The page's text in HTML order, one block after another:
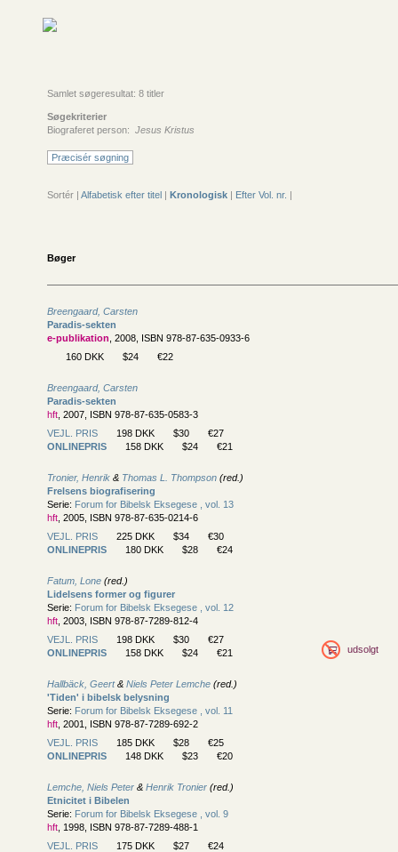
Samlet søgeresultat: 8 titler
Søgekriterier
Biograferet person: Jesus Kristus
Præcisér søgning
Sortér | Alfabetisk efter titel | Kronologisk | Efter Vol. nr. |
Bøger
Breengaard, Carsten
Paradis-sekten
e-publikation , 2008, ISBN 978-87-635-0933-6
160 DKK
$24 €22
Breengaard, Carsten
Paradis-sekten
hft , 2007, ISBN 978-87-635-0583-3
VEJL. PRIS
198 DKK $30
€27
ONLINEPRIS
158 DKK $24 €21
Tronier, Henrik & Thomas L. Thompson (red.)
Frelsens biografisering
Serie: Forum for Bibelsk Eksegese , vol. 13
hft , 2005, ISBN 978-87-635-0214-6
VEJL. PRIS
225 DKK $34
€30
ONLINEPRIS
180 DKK $28 €24
Fatum, Lone (red.)
Lidelsens former og figurer
Serie: Forum for Bibelsk Eksegese , vol. 12
hft , 2003, ISBN 978-87-7289-812-4
VEJL. PRIS
198 DKK $30
€27
ONLINEPRIS
158 DKK $24 €21 udsolgt
Hallbäck, Geert& Niels Peter Lemche (red.)
'Tiden' i bibelsk belysning
Serie: Forum for Bibelsk Eksegese , vol. 11
hft , 2001, ISBN 978-87-7289-692-2
VEJL. PRIS
185 DKK $28
€25
ONLINEPRIS
148 DKK $23 €20
Lemche, Niels Peter & Henrik Tronier (red.)
Etnicitet i Bibelen
Serie: Forum for Bibelsk Eksegese , vol. 9
hft , 1998, ISBN 978-87-7289-488-1
VEJL. PRIS
175 DKK $27
€24